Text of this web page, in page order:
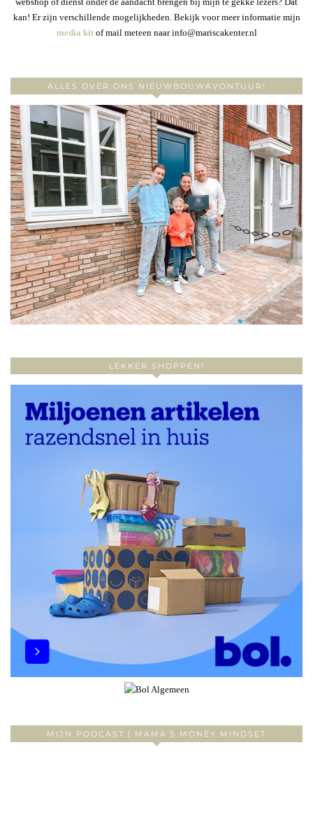
kan! Er zijn verschillende mogelijkheden. Bekijk voor meer informatie mijn
media kitof mail meteen naar info@mariscakenter.nl
ALLES OVER ONS NIEUWBOUWAVONTUUR!
LEKKER SHOPPEN!
MIJN PODCAST | MAMA’S MONEY MINDSET